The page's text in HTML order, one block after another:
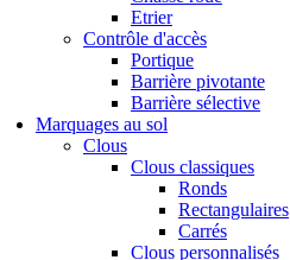
Etrier
Contrôle d'accès
Portique
Barrière pivotante
Barrière sélective
Marquages au sol
Clous
Clous classiques
Ronds
Rectangulaires
Carrés
Clous personnalisés